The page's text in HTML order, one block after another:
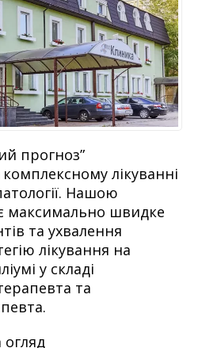
прогноз”
комплексному лікуванні
Нашою
максимально швидке
та ухвалення
лікування на
у складі
та
огляд